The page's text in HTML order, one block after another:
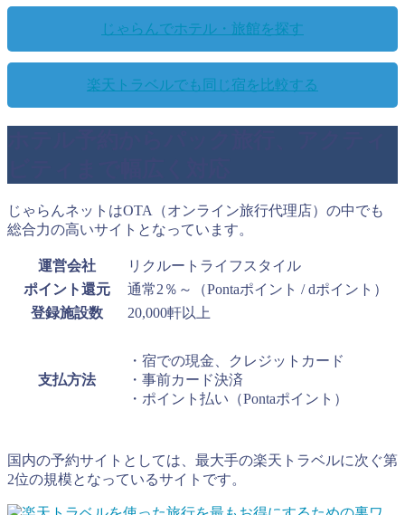
じゃらんでホテル・旅館を探す
楽天トラベルでも同じ宿を比較する
じゃらんネットはOTA（オンライン旅行代理店）の中でも
総合力の高いサイトとなっています。
運営会社
リクルートライフスタイル
ポイント還元
通常2％～（Pontaポイント / dポイント）
登録施設数
20,000軒以上
支払方法
・宿での現金、クレジットカード
・事前カード決済
・ポイント払い（Pontaポイント）
国内の予約サイトとしては、最大手の楽天トラベルに次ぐ第
2位の規模となっているサイトです。